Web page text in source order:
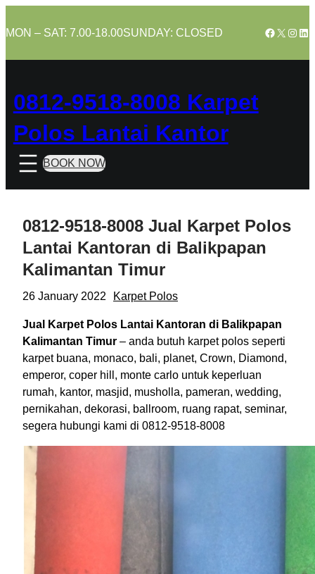
to
MON – SAT: 7.00-18.00SUNDAY: CLOSED Facebook
X
0812-9518-8008 Karpet
Polos Lantai Kantor
BOOK NOW
0812-9518-8008 Jual Karpet Polos
Lantai Kantoran di Balikpapan
Kalimantan Timur
26 January 2022 Karpet Polos
Jual Karpet Polos Lantai Kantoran di Balikpapan
Kalimantan Timur – anda butuh karpet polos seperti
karpet buana, monaco, bali, planet, Crown, Diamond,
emperor, coper hill, monte carlo untuk keperluan
rumah, kantor, masjid, musholla, pameran, wedding,
pernikahan, dekorasi, ballroom, ruang rapat, seminar,
segera hubungi kami di 0812-9518-8008